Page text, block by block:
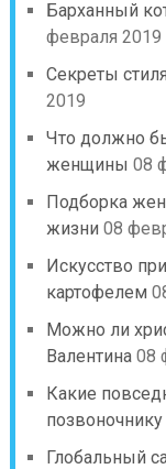
Барханный
февраля 2019
Секреты
2019
Что должно
женщины 08
Подборка
жизни 08
Искусство
картофелем
Можно ли
Валентина 08
Какие
позвоночнику
Глобальный